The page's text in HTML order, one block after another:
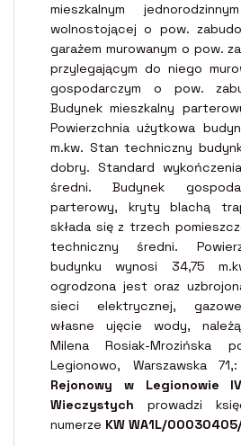
mieszkalnym
wolnostojącej o pow.
garażem murowanym o pow.
przylegającym do niego
gospodarczym o pow.
Budynek mieszkalny
Powierzchnia użytkowa
m.kw. Stan techniczny
dobry. Standard
średni. Budynek
parterowy, kryty blachą
składa się z trzech
techniczny średni.
budynku wynosi 34,75
ogrodzona jest oraz
sieci elektrycznej,
własne ujęcie wody,
Milena Rosiak-Mrozińska
Legionowo, Warszawska
Rejonowy w Legionowie
Wieczystych prowadzi
numerze KW WA1L/